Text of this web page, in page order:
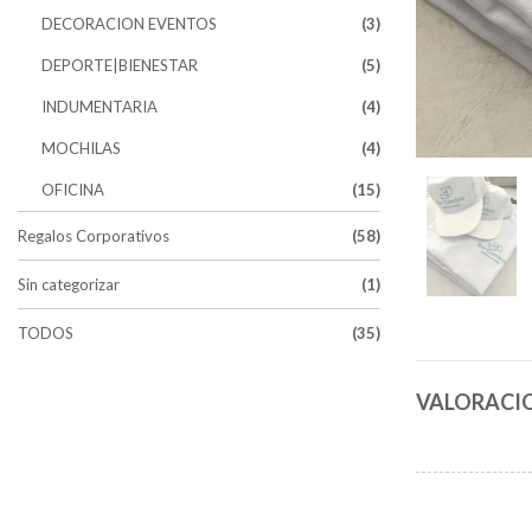
DECORACION EVENTOS (3)
DEPORTE|BIENESTAR (5)
INDUMENTARIA (4)
MOCHILAS (4)
OFICINA (15)
Regalos Corporativos (58)
Sin categorizar (1)
TODOS (35)